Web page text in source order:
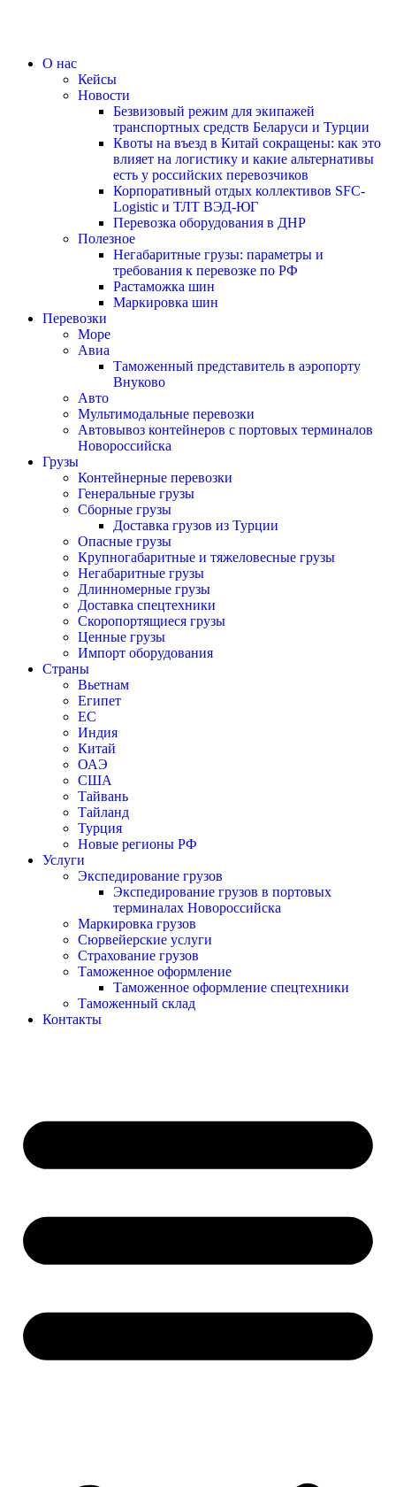
О нас
Кейсы
Новости
Безвизовый режим для экипажей
транспортных средств Беларуси и Турции
Квоты на въезд в Китай сокращены: как это
влияет на логистику и какие альтернативы
есть у российских перевозчиков
Корпоративный отдых коллективов SFC-
Logistic и ТЛТ ВЭД-ЮГ
Перевозка оборудования в ДНР
Полезное
Негабаритные грузы: параметры и
требования к перевозке по РФ
Растаможка шин
Маркировка шин
Перевозки
Море
Авиа
Таможенный представитель в аэропорту
Внуково
Авто
Мультимодальные перевозки
Автовывоз контейнеров с портовых терминалов
Новороссийска
Грузы
Контейнерные перевозки
Генеральные грузы
Сборные грузы
Доставка грузов из Турции
Опасные грузы
Крупногабаритные и тяжеловесные грузы
Негабаритные грузы
Длинномерные грузы
Доставка спецтехники
Скоропортящиеся грузы
Ценные грузы
Импорт оборудования
Страны
Вьетнам
Египет
ЕС
Индия
Китай
ОАЭ
США
Тайвань
Тайланд
Турция
Новые регионы РФ
Услуги
Экспедирование грузов
Экспедирование грузов в портовых
терминалах Новороссийска
Маркировка грузов
Сюрвейерские услуги
Страхование грузов
Таможенное оформление
Таможенное оформление спецтехники
Таможенный склад
Контакты